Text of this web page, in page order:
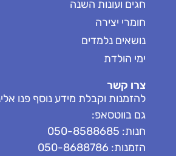
חגים ועונות השנה
חומרי יצירה
נושאים נלמדים
ימי הולדת
צרו קשר
להזמנות וקבלת מידע נוסף פנו
גם בווטסאפ:
חנות: 050-8588685
הזמנות: 050-8688786